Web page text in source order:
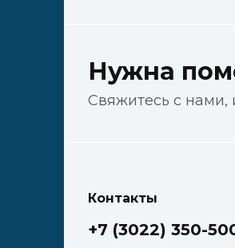
Нужна
Свяжитесь с
Контакты
+7 (3022) 350-